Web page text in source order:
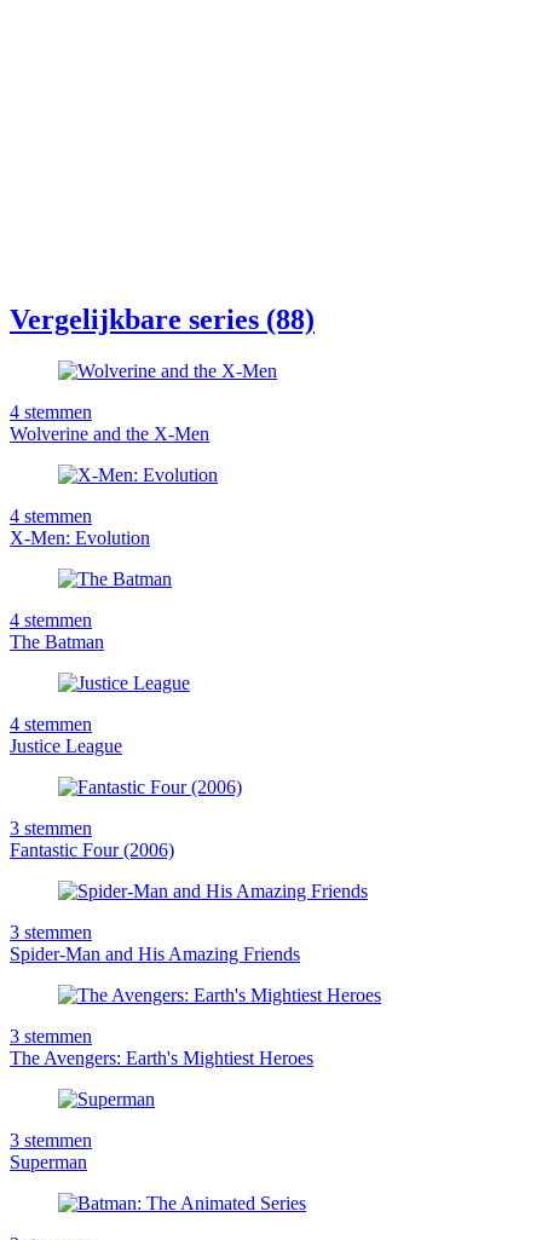
Vergelijkbare series (88)
4 stemmen
Wolverine and the X-Men
4 stemmen
X-Men: Evolution
4 stemmen
The Batman
4 stemmen
Justice League
3 stemmen
Fantastic Four (2006)
3 stemmen
Spider-Man and His Amazing Friends
3 stemmen
The Avengers: Earth's Mightiest Heroes
3 stemmen
Superman